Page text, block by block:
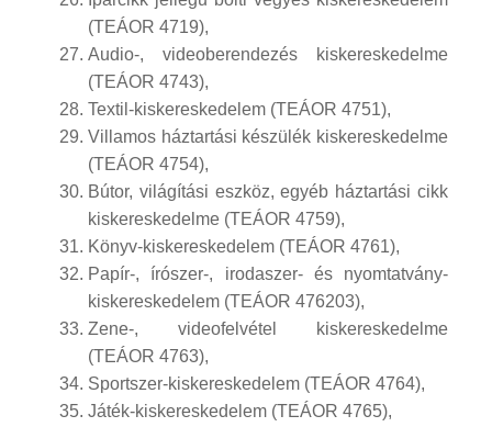
(TEÁOR 4719),
Audio-, videoberendezés kiskereskedelme
(TEÁOR 4743),
Textil-kiskereskedelem (TEÁOR 4751),
Villamos háztartási készülék kiskereskedelme
(TEÁOR 4754),
Bútor, világítási eszköz, egyéb háztartási cikk
kiskereskedelme (TEÁOR 4759),
Könyv-kiskereskedelem (TEÁOR 4761),
Papír-, írószer-, irodaszer- és nyomtatvány-
kiskereskedelem (TEÁOR 476203),
Zene-, videofelvétel kiskereskedelme
(TEÁOR 4763),
Sportszer-kiskereskedelem (TEÁOR 4764),
Játék-kiskereskedelem (TEÁOR 4765),